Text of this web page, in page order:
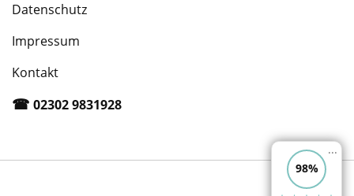
Datenschutz
Impressum
Kontakt
☎︎ 02302 9831928
...
98%